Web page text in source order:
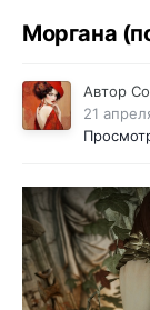
Моргана
Автор
21